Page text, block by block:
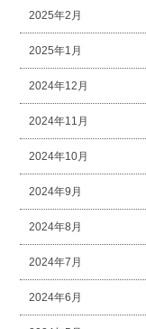
2025年2月
2025年1月
2024年12月
2024年11月
2024年10月
2024年9月
2024年8月
2024年7月
2024年6月